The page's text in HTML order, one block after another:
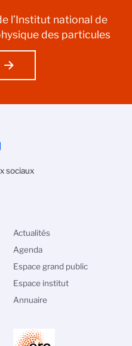
l’Institut national de
des particules
sociaux
Actualités
Agenda
Espace grand public
Espace institut
Annuaire
en
le contrôle